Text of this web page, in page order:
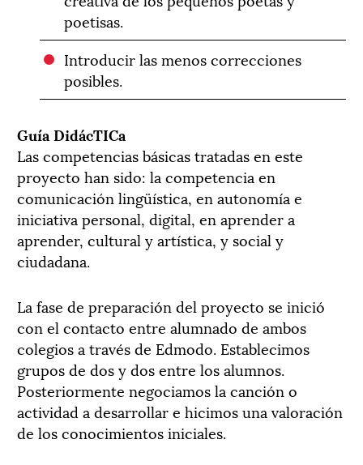
poetisas.
Introducir las menos correcciones
posibles.
Guía DidácTICa
Las competencias básicas tratadas en este
proyecto han sido: la competencia en
comunicación lingüística, en autonomía e
iniciativa personal, digital, en aprender a
aprender, cultural y artística, y social y
ciudadana.
La fase de preparación del proyecto se inició
con el contacto entre alumnado de ambos
colegios a través de Edmodo. Establecimos
grupos de dos y dos entre los alumnos.
Posteriormente negociamos la canción o
actividad a desarrollar e hicimos una valoración
de los conocimientos iniciales.